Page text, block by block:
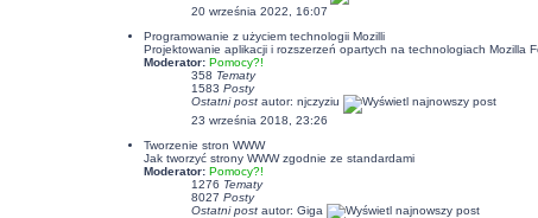
20 września 2022, 16:07
Programowanie z użyciem technologii Mozilli
Projektowanie aplikacji i rozszerzeń opartych na technologiach Mozilla
Moderator: Pomocy?!
358 Tematy
1583 Posty
Ostatni postautor: njczyziu
23 września 2018, 23:26
Tworzenie stron WWW
Jak tworzyć strony WWW zgodnie ze standardami
Moderator: Pomocy?!
1276 Tematy
8027 Posty
Ostatni postautor: Giga